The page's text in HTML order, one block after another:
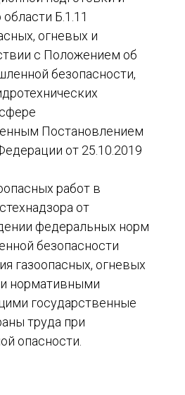
Б.1.11
огневых и
с Положением об
безопасности,
Постановлением
от 25.10.2019
работ в
от
федеральных норм
безопасности
газоопасных, огневых
нормативными
государственные
труда при
опасности.